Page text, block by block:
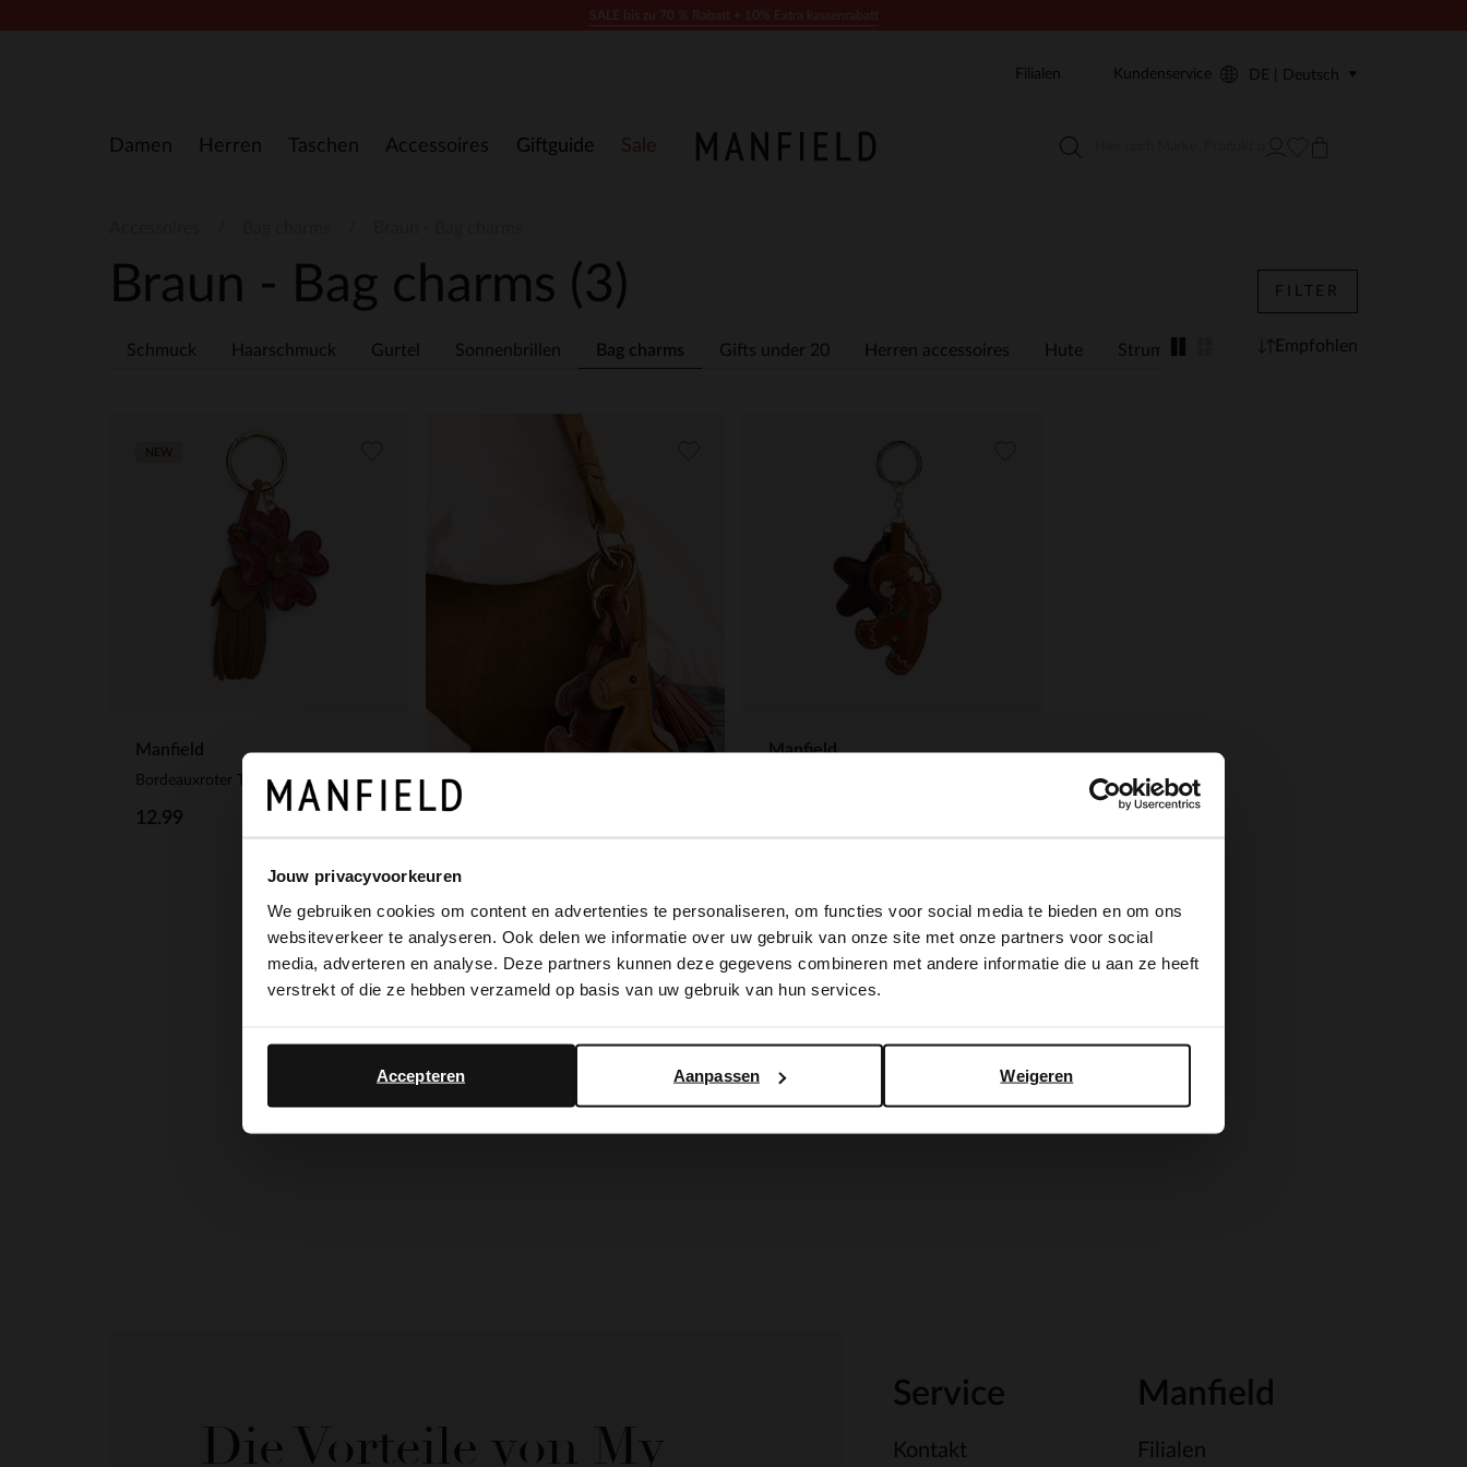
Jouw privacyvoorkeuren
We gebruiken cookies om content en advertenties te personaliseren, om functies voor social media te bieden en om ons
websiteverkeer te analyseren. Ook delen we informatie over uw gebruik van onze site met onze partners voor social
media, adverteren en analyse. Deze partners kunnen deze gegevens combineren met andere informatie die u aan ze heeft
verstrekt of die ze hebben verzameld op basis van uw gebruik van hun services.
Weigeren
Aanpassen
Accepteren
Damen Herren Taschen Accessoires Giftguide Sale
Filialen Kundenservice DE | Deutsch
Braun - Bag charms (3)
Schmuck Haarschmuck Gurtel Sonnenbrillen Bag charms Gifts under 20 Herren accessoires Hute Strumpfe Schals Handschuhe
FILTER
Empfohlen
Manfield
Bordeauxroter Taschen-Charm Glücksklee
12.99
Manfield
Taschen-Charm Pferd
9.99
Manfield
Die Vorteile von My
Service
Kontakt
Manfield
Filialen
×
It looks like your language isn't Dutch. Would you like to